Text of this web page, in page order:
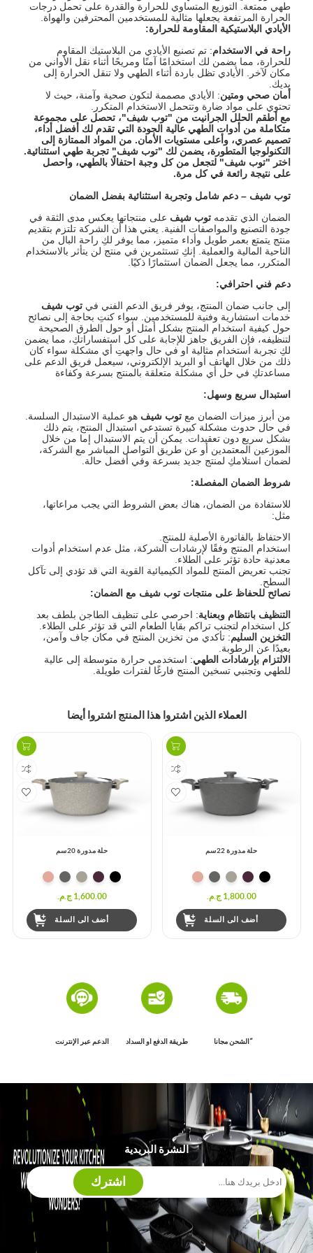
طهي ممتعة. التوزيع المتساوي للحرارة والقدرة على تحمل درجات
الحرارة المرتفعة يجعلها مثالية للمستخدمين المحترفين والهواة.
الأيادي البلاستيكية المقاومة للحرارة:
راحة في الاستخدام: تم تصنيع الأيادي من البلاستيك المقاوم
للحرارة، مما يضمن لك استخدامًا آمنًا ومريحًا أثناء نقل الأواني من
مكان لآخر. الأيادي تظل باردة أثناء الطهي ولا تنقل الحرارة إلى
يديك.
أمان صحي ومتين: الأيادي مصممة لتكون صحية وآمنة، حيث لا
تحتوي على مواد ضارة وتتحمل الاستخدام المتكرر.
مع أطقم الحلل الجرانيت من "توب شيف"، تحصل على مجموعة
متكاملة من أدوات الطهي عالية الجودة التي تقدم لك أفضل أداء،
تصميم عصري، وأعلى مستويات الأمان. من المواد الممتازة إلى
التكنولوجيا المتطورة، يضمن لك "توب شيف" تجربة طهي استثنائية.
اختر "توب شيف" لتجعل من كل وجبة احتفالًا بالطهي، واحصل
على نتيجة رائعة في كل مرة.
توب شيف–دعم شامل وتجربة استثنائية بفضل الضمان
الضمان الذي تقدمهتوب شيف على منتجاتها يعكس مدى الثقة في
جودة التصنيع والمواصفات الفنية. يعني هذا أن الشركة تلتزم بتقديم
منتج يتمتع بعمر طويل وأداء متميز، مما يوفر لكِ راحة البال من
الناحية المالية والعملية. إنكِ تستثمرين في منتج لن يتأثر بالاستخدام
المتكرر، مما يجعل الضمان استثمارًا ذكيًا.
دعم فني احترافي:
إلى جانب ضمان المنتج، يوفر فريق الدعم الفني فيتوب شيف
خدمات استشارية وفنية للمستخدمين. سواء كنتِ بحاجة إلى نصائح
حول كيفية استخدام المنتج بشكل أمثل أو حول الطرق الصحيحة
لتنظيفه، فإن الفريق جاهز للإجابة على كل استفساراتكِ، مما يضمن
لكِ تجربة استخدام مثالية او في حال واجهتِ أي مشكلة سواء كان
ذلك من خلال الهاتف أو البريد الإلكتروني، سيعمل فريق الدعم على
مساعدتكِ في حل أي مشكلة متعلقة بالمنتج بسرعة وكفاءة
استبدال سريع وسهل:
من أبرز ميزات الضمان معتوب شيف هو عملية الاستبدال السلسة.
في حال حدوث مشكلة كبيرة تستدعي استبدال المنتج، يتم ذلك
بشكل سريع دون تعقيدات. يمكن أن يتم الاستبدال إما من خلال
الموزعين المعتمدين أو عن طريق التواصل المباشر مع الشركة،
لضمان استلامكِ لمنتج جديد بسرعة وفي أفضل حالة.
شروط الضمان المفصلة:
للاستفادة من الضمان، هناك بعض الشروط التي يجب مراعاتها،
مثل:
الاحتفاظ بالفاتورة الأصلية للمنتج.
استخدام المنتج وفقًا لإرشادات الشركة، مثل عدم استخدام أدوات
معدنية حادة تؤثر على الطلاء.
تجنب تعريض المنتج للمواد الكيميائية القوية التي قد تؤدي إلى تآكل
السطح.
نصائح للحفاظ على منتجاتتوب شيف مع الضمان:
التنظيف بانتظام وبعناية: احرصي على تنظيف الطاجن بلطف بعد
كل استخدام لتجنب تراكم بقايا الطعام التي قد تؤثر على الطلاء.
التخزين السليم: تأكدي من تخزين المنتج في مكان جاف وآمن،
بعيدًا عن الرطوبة.
الالتزام بإرشادات الطهي: استخدمي حرارة متوسطة إلى عالية
للطهي وتجنبي تسخين المنتج فارغًا لفترات طويلة.
العملاء الذين اشتروا هذا المنتج اشتروا أيضا
حلة مدورة 22سم
1,800.00 ج.م.‏
أضف الى السلة
حلة مدورة 20سم
1,600.00 ج.م.‏
أضف الى السلة
ًالشحن مجانا طريقة الدفع او السداد الدعم عبر الإنترنت
النشرة البريدية
اشترك